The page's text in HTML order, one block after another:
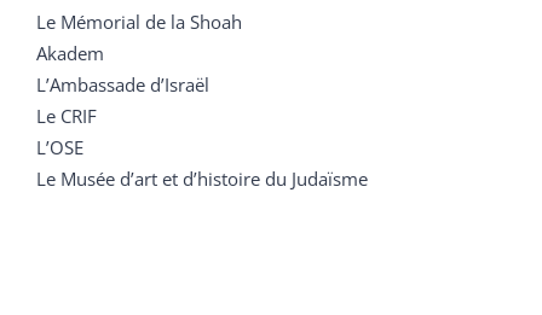
Le Mémorial de la Shoah
Akadem
L’Ambassade d’Israël
Le CRIF
L’OSE
Le Musée d’art et d’histoire du Judaïsme